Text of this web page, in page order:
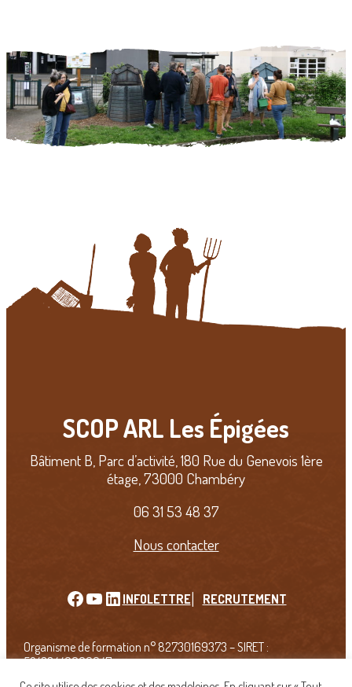
SCOP ARL Les Épigées
Bâtiment B, Parc d’activité, 180 Rue du Genevois 1ère
étage, 73000 Chambéry
06 31 53 48 37
Nous contacter
Facebook
YouTube
LinkedIn
INFOLETTRE RECRUTEMENT
Organisme de formation n° 82730169373 – SIRET :
52433440600047